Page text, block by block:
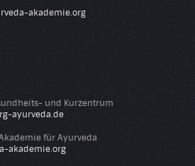
akademie.org
und Kurzentrum
ayurveda.de
für Ayurveda
akademie.org